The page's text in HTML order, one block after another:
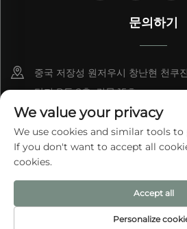
문의하기
중국 저장성 원저우시 창난현 천쿠
단지 B동 2층, 건물 15호
+86-13868363329
[email protected]
We value your privacy
We use cookies and similar tools to
If you don't want to accept all
cookies.
Personalize
Accept all